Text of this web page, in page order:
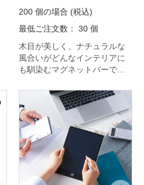
200 個の場合 (税込)
最低ご注文数： 30 個
木目が美しく、ナチュラルな
風合いがどんなインテリアに
も馴染むマグネットバーで